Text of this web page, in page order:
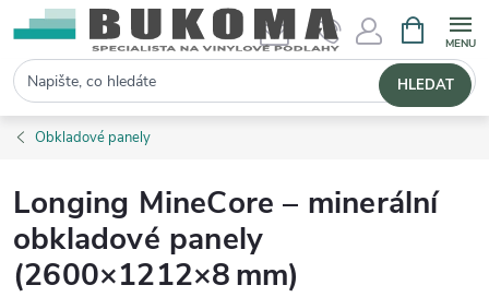
Hledat HLEDAT
Obkladové panely
Longing MineCore – minerální
obkladové panely
(2600×1212×8 mm)